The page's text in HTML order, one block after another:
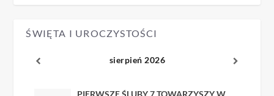
ŚWIĘTA I UROCZYSTOŚCI
sierpień 2026